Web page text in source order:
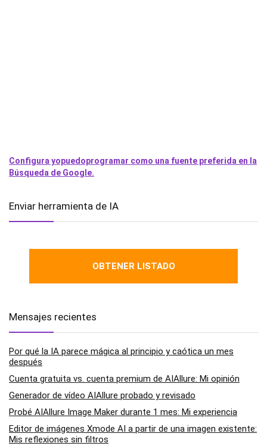
Configura yopuedoprogramar como una fuente preferida en la
Búsqueda de Google.
Enviar herramienta de IA
OBTENER LISTADO
Mensajes recientes
Por qué la IA parece mágica al principio y caótica un mes
después
Cuenta gratuita vs. cuenta premium de AIAllure: Mi opinión
Generador de vídeo AIAllure probado y revisado
Probé AIAllure Image Maker durante 1 mes: Mi experiencia
Editor de imágenes Xmode AI a partir de una imagen existente:
Mis reflexiones sin filtros